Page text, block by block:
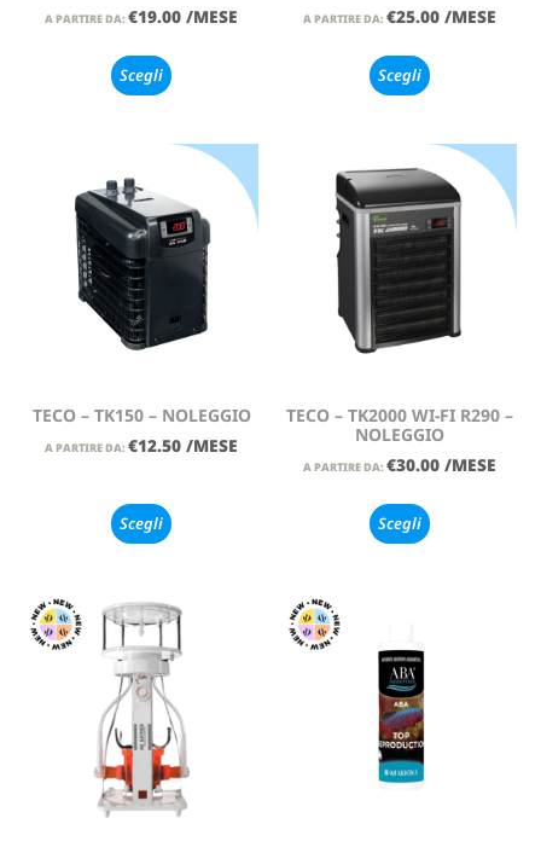
A PARTIRE DA: €19.00 /MESE
Scegli
A PARTIRE DA: €25.00 /MESE
Scegli
TECO – TK150 – NOLEGGIO
A PARTIRE DA: €12.50 /MESE
Scegli
TECO – TK2000 WI-FI R290 –
NOLEGGIO
A PARTIRE DA: €30.00 /MESE
Scegli